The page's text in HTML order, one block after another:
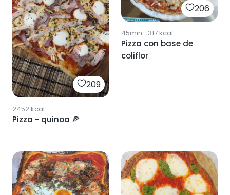
209
2452kcal
Pizza - quinoa 🍕
206
45min · 317kcal
Pizza con base de
coliflor